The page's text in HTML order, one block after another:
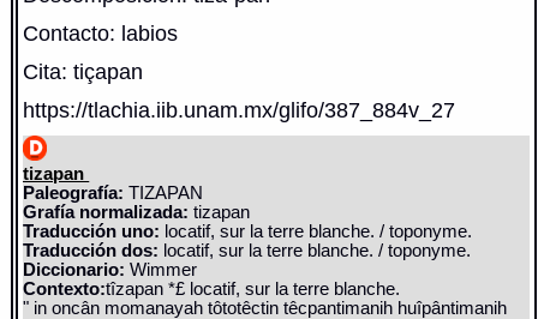
Contacto: labios
Cita: tiçapan
https://tlachia.iib.unam.mx/glifo/387_884v_27
tizapan
Paleografía: TIZAPAN
Grafía normalizada: tizapan
Traducción uno: locatif, sur la terre blanche. / toponyme.
Traducción dos: locatif, sur la terre blanche. / toponyme.
Diccionario:Wimmer
Contexto:tîzapan *£ locatif, sur la terre blanche.
" in oncân momanayah tôtotêctin têcpantimanih huîpântimanih